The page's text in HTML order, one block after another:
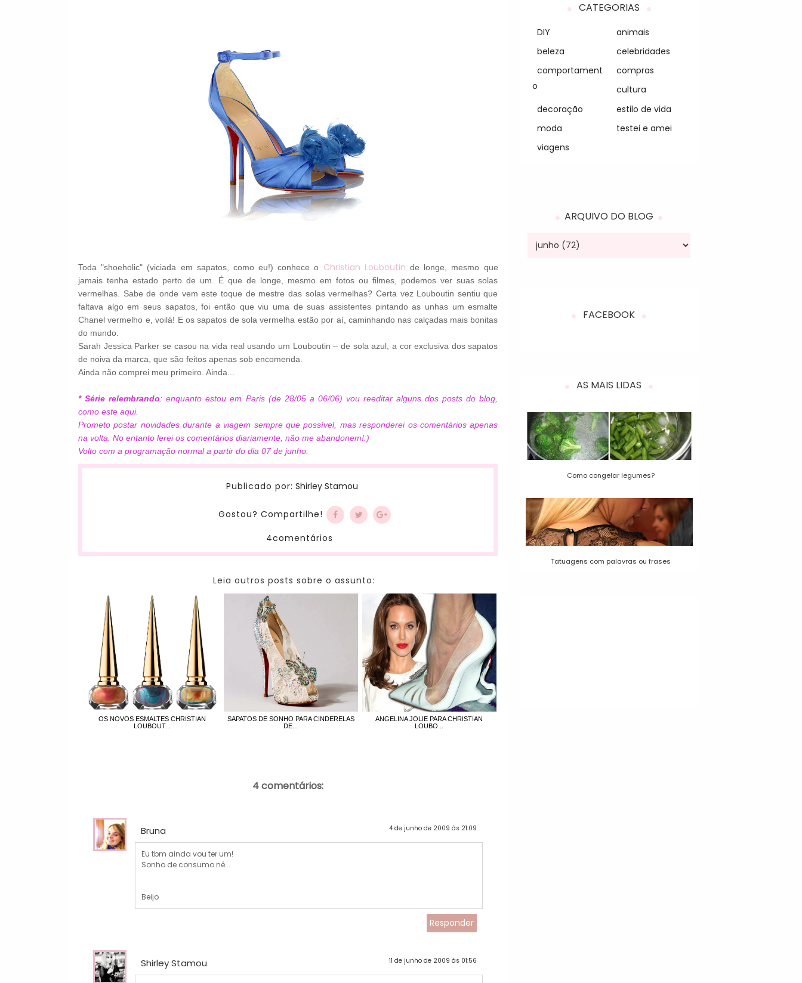
Toda "shoeholic" (viciada em sapatos, como eu!) conhece o Christian Louboutin de longe, mesmo que
jamais tenha estado perto de um. É que de longe, mesmo em fotos ou filmes, podemos ver suas solas
vermelhas. Sabe de onde vem este toque de mestre das solas vermelhas? Certa vez Louboutin sentiu que
faltava algo em seus sapatos, foi então que viu uma de suas assistentes pintando as unhas um esmalte
Chanel vermelho e, voilá! E os sapatos de sola vermelha estão por aí, caminhando nas calçadas mais bonitas
do mundo.
Sarah Jessica Parker se casou na vida real usando um Louboutin – de sola azul, a cor exclusiva dos sapatos
de noiva da marca, que são feitos apenas sob encomenda.
Ainda não comprei meu primeiro. Ainda...
* Série relembrando: enquanto estou em Paris (de 28/05 a 06/06) vou reeditar alguns dos posts do blog,
como este aqui.
Prometo postar novidades durante a viagem sempre que possível, mas responderei os comentários apenas
na volta. No entanto lerei os comentários diariamente, não me abandonem!:)
Volto com a programação normal a partir do dia 07 de junho.
Publicado por: Shirley Stamou
Gostou? Compartilhe!
4comentários
Leia outros posts sobre o assunto:
OS NOVOS ESMALTES CHRISTIAN
LOUBOUT...
SAPATOS DE SONHO PARA CINDERELAS
DE...
ANGELINA JOLIE PARA CHRISTIAN
LOUBO...
4 comentários:
Bruna 4 de junho de 2009 às 21:09
Eu tbm ainda vou ter um!
Sonho de consumo né...
Beijo
Responder
Shirley Stamou 11 de junho de 2009 às 01:56
CATEGORIAS
DIY
animais
beleza
celebridades
comportament
o
compras
cultura
decoração
estilo de vida
moda
testei e amei
viagens
ARQUIVO DO BLOG
FACEBOOK
AS MAIS LIDAS
Como congelar legumes?
Tatuagens com palavras ou frases